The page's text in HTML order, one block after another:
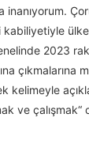
kabiliyetiyle
2023
çıkmalarına
kelimeyle
ve